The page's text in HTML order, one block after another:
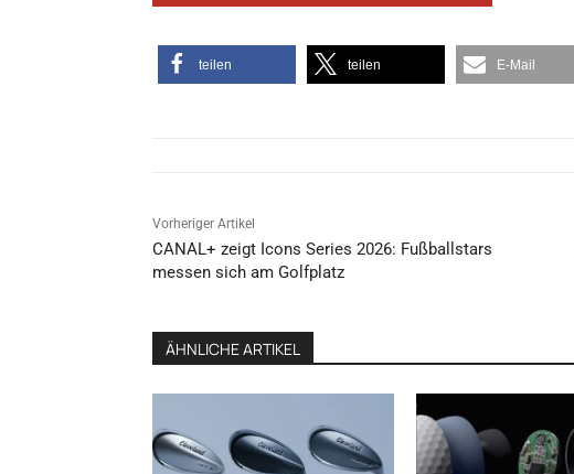
teilen teilen E-Mail
Vorheriger Artikel
CANAL+ zeigt Icons Series 2026: Fußballstars
messen sich am Golfplatz
ÄHNLICHE ARTIKEL